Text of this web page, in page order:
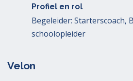
Profiel en rol
Begeleider: Starterscoach,
schoolopleider
Velon